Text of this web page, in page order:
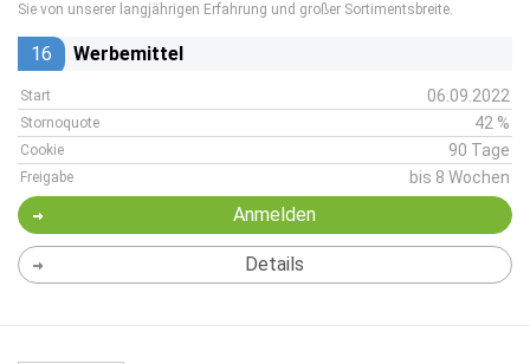
Sie von unserer langjährigen Erfahrung und großer Sortimentsbreite.
16 Werbemittel
Start 06.09.2022
Stornoquote 42 %
Cookie 90 Tage
Freigabe bis 8 Wochen
Anmelden
Details